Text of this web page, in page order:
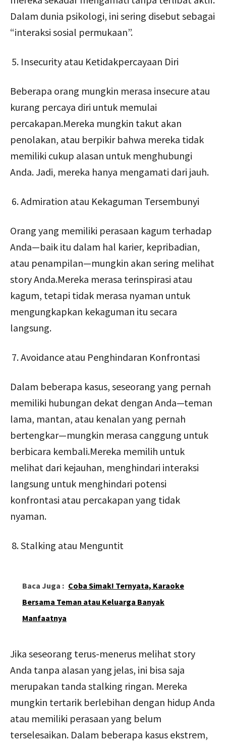
Dalam dunia psikologi, ini sering disebut sebagai
“interaksi sosial permukaan”.
Insecurity atau Ketidakpercayaan Diri
Beberapa orang mungkin merasa insecure atau
kurang percaya diri untuk memulai
percakapan.Mereka mungkin takut akan
penolakan, atau berpikir bahwa mereka tidak
memiliki cukup alasan untuk menghubungi
Anda. Jadi, mereka hanya mengamati dari jauh.
Admiration atau Kekaguman Tersembunyi
Orang yang memiliki perasaan kagum terhadap
Anda—baik itu dalam hal karier, kepribadian,
atau penampilan—mungkin akan sering melihat
story Anda.Mereka merasa terinspirasi atau
kagum, tetapi tidak merasa nyaman untuk
mengungkapkan kekaguman itu secara
langsung.
Avoidance atau Penghindaran Konfrontasi
Dalam beberapa kasus, seseorang yang pernah
memiliki hubungan dekat dengan Anda—teman
lama, mantan, atau kenalan yang pernah
bertengkar—mungkin merasa canggung untuk
berbicara kembali.Mereka memilih untuk
melihat dari kejauhan, menghindari interaksi
langsung untuk menghindari potensi
konfrontasi atau percakapan yang tidak
nyaman.
Stalking atau Menguntit
Baca Juga : Coba Simak! Ternyata, Karaoke
Bersama Teman atau Keluarga Banyak
Manfaatnya
Jika seseorang terus-menerus melihat story
Anda tanpa alasan yang jelas, ini bisa saja
merupakan tanda stalking ringan. Mereka
mungkin tertarik berlebihan dengan hidup Anda
atau memiliki perasaan yang belum
terselesaikan. Dalam beberapa kasus ekstrem,